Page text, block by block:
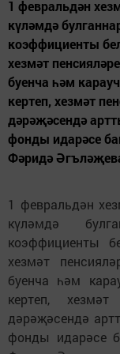
1 февральдән
күләмдә
коэффициенты
хезмәт
буенча һәм
кертеп, хезмәт
дәрәҗәсендә
фонды идарәсе
Фәридә
1 февральдән
күләмдә
коэффициенты
хезмәт
буенча һәм
кертеп,
дәрәҗәсендә
фонды идарәсе